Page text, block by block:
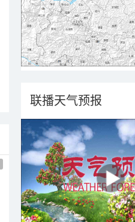
联播天气预报